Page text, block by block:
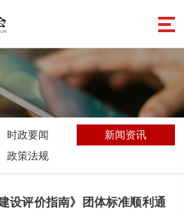
时政要闻
新闻资讯
政策法规
设评价指南》团体标准顺利通